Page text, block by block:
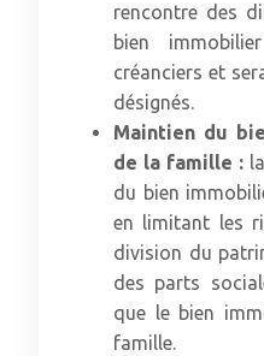
rencontre des
bien
créanciers et
désignés.
Maintien du
de la famille :
du bien
en limitant les
division du
des parts
que le bien
famille.